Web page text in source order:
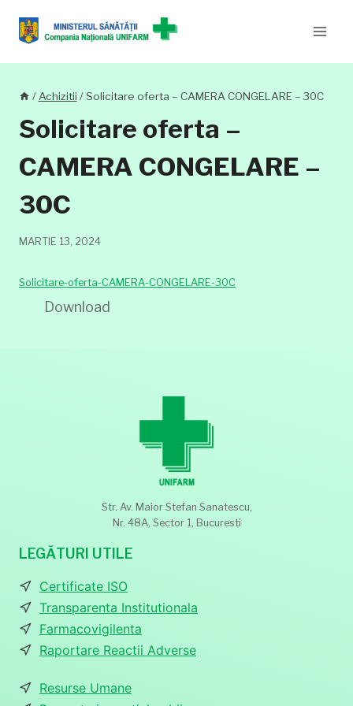
content
/ Achizitii / Solicitare oferta – CAMERA CONGELARE – 30C
Solicitare oferta –
CAMERA CONGELARE –
30C
MARTIE 13, 2024
Solicitare-oferta-CAMERA-CONGELARE-30C
Download
Str. Av. Maior Stefan Sanatescu,
Nr. 48A, Sector 1, Bucuresti
LEGĂTURI UTILE
Certificate ISO
Transparenta Institutionala
Farmacovigilenta
Raportare Reactii Adverse
Resurse Umane